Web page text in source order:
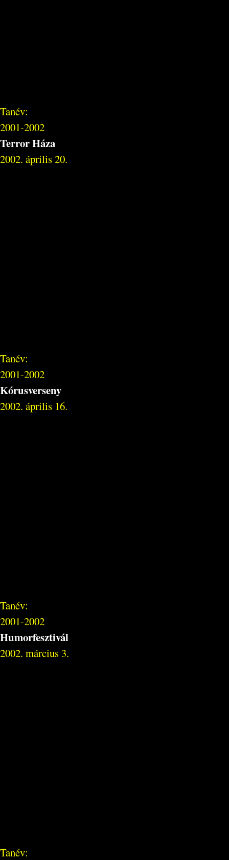
Tanév:
2001-2002
Terror Háza
2002. április 20.
Tanév:
2001-2002
Kórusverseny
2002. április 16.
Tanév:
2001-2002
Humorfesztivál
2002. március 3.
Tanév: